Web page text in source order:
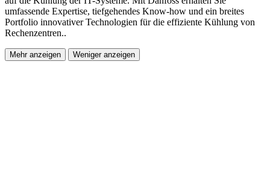
umfassende Expertise, tiefgehendes Know-how und ein breites
Portfolio innovativer Technologien für die effiziente Kühlung von
Rechenzentren..
Mehr anzeigen Weniger anzeigen